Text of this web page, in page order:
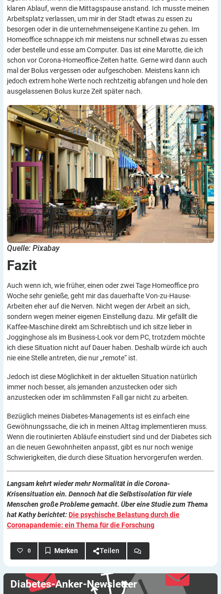
klaren Ablauf, wenn die Mittagspause anstand. Ich musste meinen
Arbeitsplatz verlassen, um mir in der Stadt etwas zu essen zu
besorgen oder in die unternehmenseigene Kantine zu gehen. Im
Homeoffice schnappe ich mir meistens nur schnell etwas zu essen
oder bestelle und esse am Computer. Das ist eine Marotte, die ich
schon vor Corona-Homeoffice-Zeiten hatte. Gerne wird dann auch
mal der Bolus vergessen oder aufgeschoben. Meistens kann ich
jedoch extrem hohe Werte noch rechtzeitig abfangen und hole den
ausgelassenen Bolus kurze Zeit später nach.
Quelle: Pixabay
Fazit
Auch wenn ich, wie früher, einen oder zwei Tage Homeoffice pro
Woche sehr genieße, geht mir das dauerhafte Von-zu-Hause-
Arbeiten eher auf die Nerven. Nicht wegen der Arbeit an sich,
sondern wegen meiner eigenen Einstellung dazu. Mir gefällt die
Kaffee-Maschine direkt am Schreibtisch und ich sitze lieber in
Jogginghose als im Business-Look vor dem PC, trotzdem möchte
ich diese Situation nicht auf Dauer haben. Deshalb würde ich auch
nie eine Stelle antreten, die nur „remote“ ist.
Jedoch ist diese Möglichkeit in der aktuellen Situation natürlich
immer noch besser, als jemanden anzustecken oder sich
anzustecken oder im schlimmsten Fall gar nicht zu arbeiten.
Bezüglich meines Diabetes-Managements ist es einfach eine
Gewöhnungssache, die ich in meinen Alttag implementieren muss.
Wenn die routinierten Abläufe einstudiert sind und der Diabetes sich
an die neuen Gewohnheiten anpasst, gibt es nur noch wenige
Schwierigkeiten, die durch diese Situation hervorgerufen werden.
Langsam kehrt wieder mehr Normalität in die Corona-
Krisensituation ein. Dennoch hat die Selbstisolation für viele
Menschen große Probleme gemacht. Über eine Studie zum Thema
hat Kathy berichtet:Die psychische Belastung durch die
Coronapandemie: ein Thema für die Forschung
0 Teilen
Diabetes-Anker-Newsletter